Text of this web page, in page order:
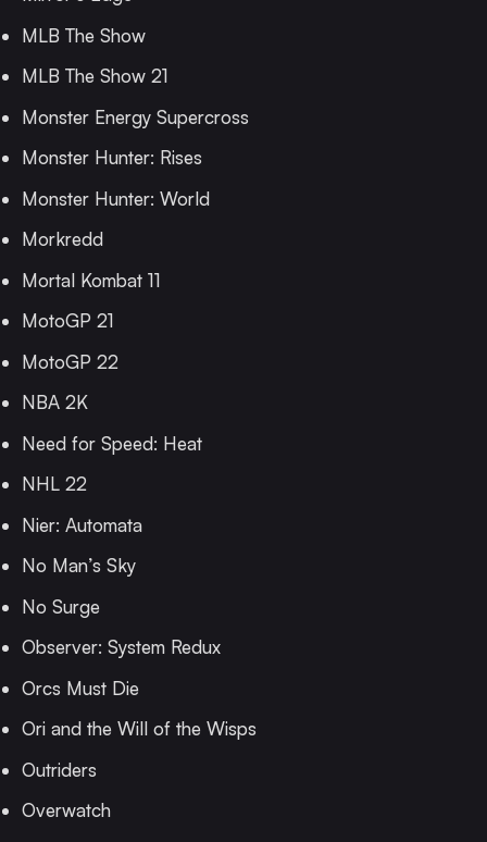
MLB The Show
MLB The Show 21
Monster Energy Supercross
Monster Hunter: Rises
Monster Hunter: World
Morkredd
Mortal Kombat 11
MotoGP 21
MotoGP 22
NBA 2K
Need for Speed: Heat
NHL 22
Nier: Automata
No Man’s Sky
No Surge
Observer: System Redux
Orcs Must Die
Ori and the Will of the Wisps
Outriders
Overwatch